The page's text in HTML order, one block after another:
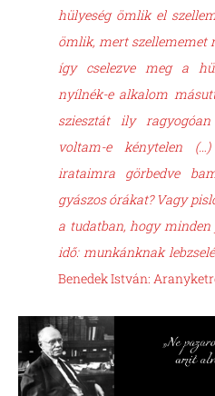
hülyeség ömlik el
ömlik, mert szellememet
így cselezve meg a
nyílnék-e alkalom
sziesztát ily
voltam-e kénytelen
irataimra görbedve
gyászos órákat? Vagy
a tudatban, hogy
idő: munkánknak
Benedek István: